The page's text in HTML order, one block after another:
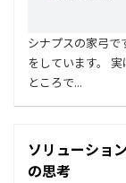
シナプスの家弓で
をしています。
ところで...
ソリューショ
の思考